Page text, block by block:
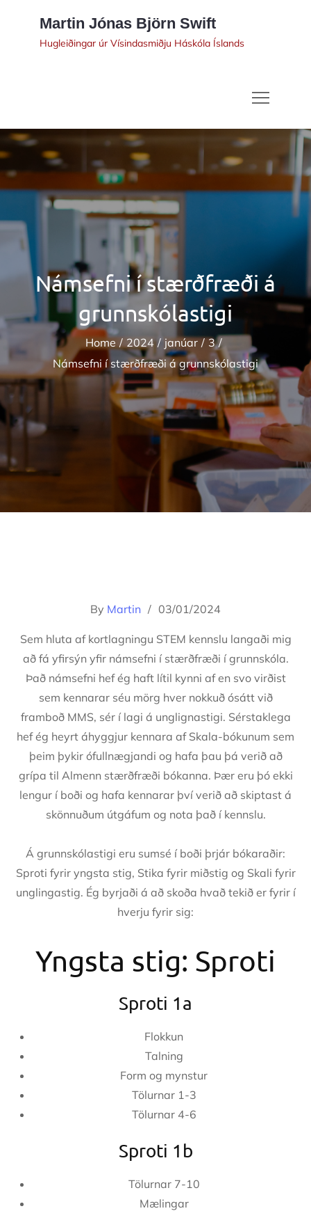
Martin Jónas Björn Swift
Hugleiðingar úr Vísindasmiðju Háskóla Íslands
Námsefni í stærðfræði á
grunnskólastigi
Home 2024 janúar
3
Námsefni í stærðfræði á grunnskólastigi
By Martin
Posted
03/01/2024
Sem hluta af kortlagningu STEM kennslu langaði mig
að fá yfirsýn yfir námsefni í stærðfræði í grunnskóla.
Það námsefni hef ég haft lítil kynni af en svo virðist
sem kennarar séu mörg hver nokkuð ósátt við
framboð MMS, sér í lagi á unglignastigi. Sérstaklega
hef ég heyrt áhyggjur kennara af Skala-bókunum sem
þeim þykir ófullnægjandi og hafa þau þá verið að
grípa til Almenn stærðfræði bókanna. Þær eru þó ekki
lengur í boði og hafa kennarar því verið að skiptast á
skönnuðum útgáfum og nota það í kennslu.
Á grunnskólastigi eru sumsé í boði þrjár bókaraðir:
Sproti fyrir yngsta stig, Stika fyrir miðstig og Skali fyrir
unglingastig. Ég byrjaði á að skoða hvað tekið er fyrir í
hverju fyrir sig:
Yngsta stig: Sproti
Sproti 1a
Flokkun
Talning
Form og mynstur
Tölurnar 1-3
Tölurnar 4-6
Sproti 1b
Tölurnar 7-10
Mælingar